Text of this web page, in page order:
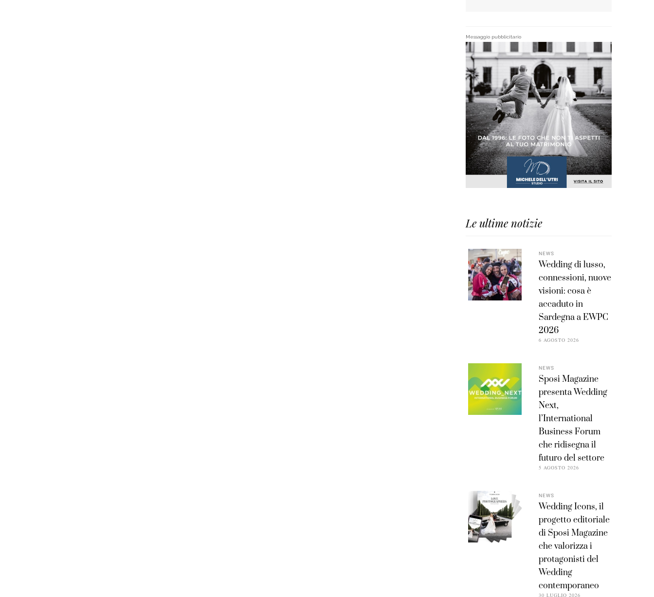
Messaggio pubblicitario
Le ultime notizie
NEWS
Wedding di lusso,
connessioni, nuove
visioni: cosa è
accaduto in
Sardegna a EWPC
2026
6 AGOSTO 2026
NEWS
Sposi Magazine
presenta Wedding
Next,
l’International
Business Forum
che ridisegna il
futuro del settore
5 AGOSTO 2026
NEWS
Wedding Icons, il
progetto editoriale
di Sposi Magazine
che valorizza i
protagonisti del
Wedding
contemporaneo
30 LUGLIO 2026